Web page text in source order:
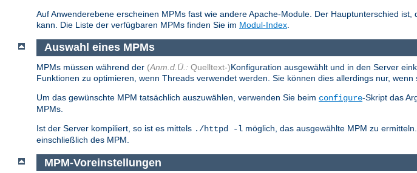
Auf Anwenderebene erscheinen MPMs fast wie andere Apache-Module. Der Hauptunterschied
kann. Die Liste der verfügbaren MPMs finden Sie im Modul-Index
Auswahl eines MPMs
MPMs müssen während der (Anm.d.Ü.: Quelltext-)Konfiguration ausgewählt und in den Server
Funktionen zu optimieren, wenn Threads verwendet werden. Sie können dies allerdings nur, wenn
Um das gewünschte MPM tatsächlich auszuwählen, verwenden Sie beim configure-Skript das
MPMs.
Ist der Server kompiliert, so ist es mittels ./httpd -l möglich, das ausgewählte MPM zu
einschließlich des MPM.
MPM-Voreinstellungen